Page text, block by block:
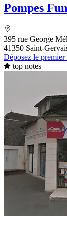
Pompes
395 rue George
41350 Saint-
Déposez le premier
top notes